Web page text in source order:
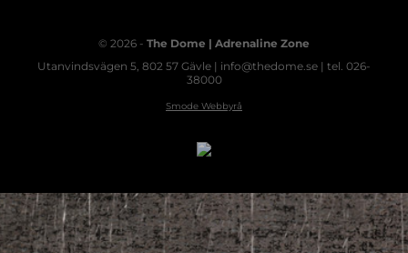
© 2026 - The Dome | Adrenaline Zone
Utanvindsvägen 5, 802 57 Gävle | info@thedome.se | tel. 026-
38000
Smode Webbyrå